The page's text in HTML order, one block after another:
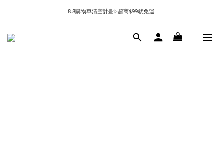
8.8購物車清空計畫✨超商$99就免運